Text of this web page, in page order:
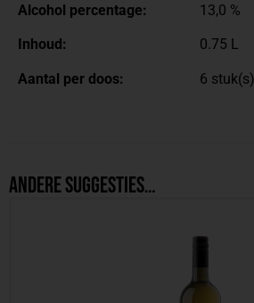
Alcohol percentage: 13,0 %
Inhoud: 0.75 L
Aantal per doos: 6 stuk(s)
Andere suggesties…